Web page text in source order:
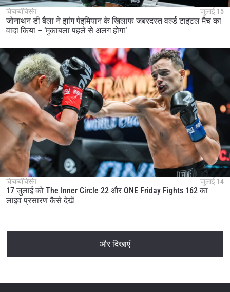
किकबॉक्सिंग जुलाई 15
जोनाथन डी बैला ने झांग पेइमियान के खिलाफ जबरदस्त वर्ल्ड टाइटल मैच का
वादा किया – ‘मुकाबला पहले से अलग होगा’
किकबॉक्सिंग जुलाई 14
17 जुलाई को The Inner Circle 22 और ONE Friday Fights 162 का
लाइव प्रसारण कैसे देखें
और दिखाएं